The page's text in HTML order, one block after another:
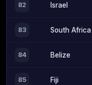
82 Israel
83 South Africa
84 Belize
85 Fiji